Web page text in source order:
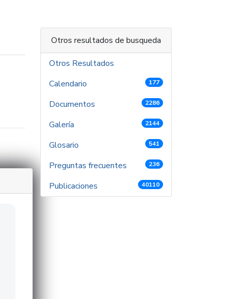
Otros resultados de busqueda
Otros Resultados
Calendario
177
Documentos 2286
Galería 2144
Glosario 541
Preguntas frecuentes 236
Publicaciones 40110